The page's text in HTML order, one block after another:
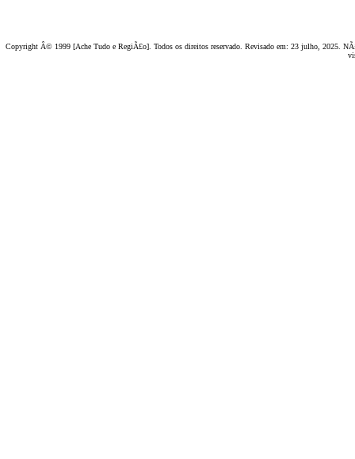
Copyright Â© 1999 [Ache Tudo e RegiÃ£o]. Todos os direitos reservado. Revisado em: 23 julho, 2025 .